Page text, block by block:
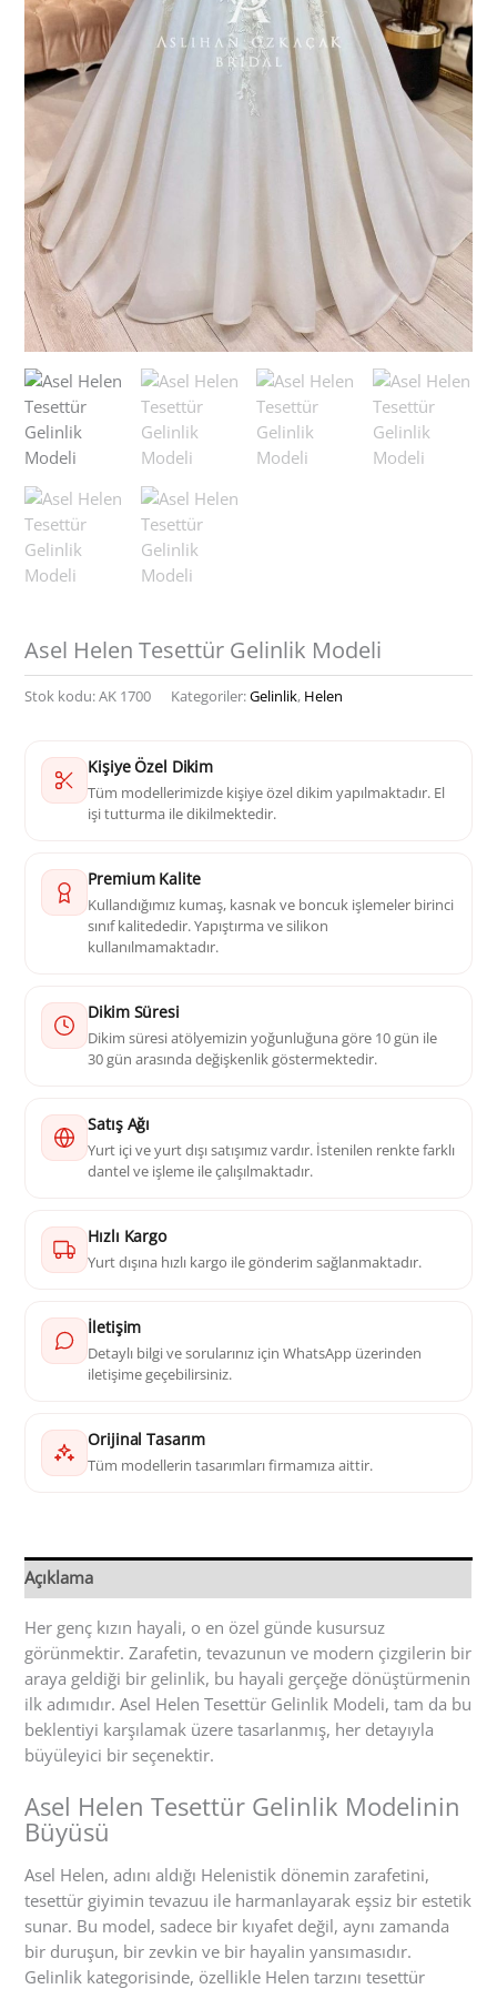
Asel Helen Tesettür Gelinlik Modeli
Stok kodu:AK 1700 Kategoriler:Gelinlik, Helen
Kişiye Özel Dikim
Tüm modellerimizde kişiye özel dikim yapılmaktadır. El
işi tutturma ile dikilmektedir.
Premium Kalite
Kullandığımız kumaş, kasnak ve boncuk işlemeler birinci
sınıf kalitededir. Yapıştırma ve silikon
kullanılmamaktadır.
Dikim Süresi
Dikim süresi atölyemizin yoğunluğuna göre 10 gün ile
30 gün arasında değişkenlik göstermektedir.
Satış Ağı
Yurt içi ve yurt dışı satışımız vardır. İstenilen renkte farklı
dantel ve işleme ile çalışılmaktadır.
Hızlı Kargo
Yurt dışına hızlı kargo ile gönderim sağlanmaktadır.
İletişim
Detaylı bilgi ve sorularınız için WhatsApp üzerinden
iletişime geçebilirsiniz.
Orijinal Tasarım
Tüm modellerin tasarımları firmamıza aittir.
Açıklama
Her genç kızın hayali, o en özel günde kusursuz
görünmektir. Zarafetin, tevazunun ve modern çizgilerin bir
araya geldiği bir gelinlik, bu hayali gerçeğe dönüştürmenin
ilk adımıdır. Asel Helen Tesettür Gelinlik Modeli, tam da bu
beklentiyi karşılamak üzere tasarlanmış, her detayıyla
büyüleyici bir seçenektir.
Asel Helen Tesettür Gelinlik Modelinin
Büyüsü
Asel Helen, adını aldığı Helenistik dönemin zarafetini,
tesettür giyimin tevazuu ile harmanlayarak eşsiz bir estetik
sunar. Bu model, sadece bir kıyafet değil, aynı zamanda
bir duruşun, bir zevkin ve bir hayalin yansımasıdır.
Gelinlik kategorisinde, özellikle Helen tarzını tesettür